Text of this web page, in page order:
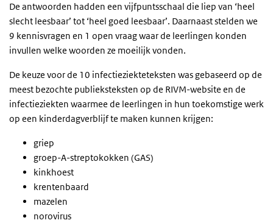
De antwoorden hadden een vijfpuntsschaal die liep van ‘heel
slecht leesbaar’ tot ‘heel goed leesbaar’. Daarnaast stelden we
9 kennisvragen en 1 open vraag waar de leerlingen konden
invullen welke woorden ze moeilijk vonden.
De keuze voor de 10 infectieziekteteksten was gebaseerd op de
meest bezochte publieksteksten op de RIVM-website en de
infectieziekten waarmee de leerlingen in hun toekomstige werk
op een kinderdagverblijf te maken kunnen krijgen:
griep
groep-A-streptokokken (GAS)
kinkhoest
krentenbaard
mazelen
norovirus